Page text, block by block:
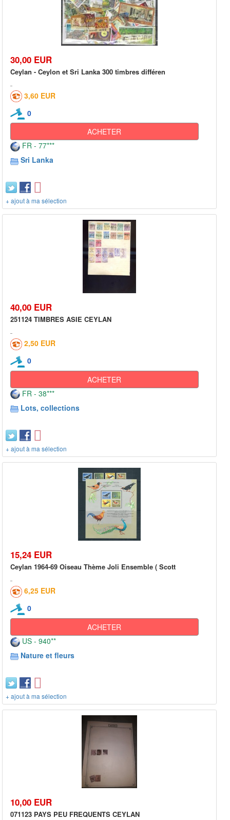
30,00 EUR
Ceylan - Ceylon et Sri Lanka 300 timbres différen
3,60 EUR
0
ACHETER
FR - 77***
Sri Lanka
+ ajout à ma sélection
40,00 EUR
251124 TIMBRES ASIE CEYLAN
2,50 EUR
0
ACHETER
FR - 38***
Lots, collections
+ ajout à ma sélection
15,24 EUR
Ceylan 1964-69 Oiseau Thème Joli Ensemble ( Scott
6,25 EUR
0
ACHETER
US - 940**
Nature et fleurs
+ ajout à ma sélection
10,00 EUR
071123 PAYS PEU FREQUENTS CEYLAN